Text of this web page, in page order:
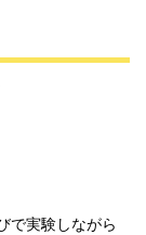
で実験しながら